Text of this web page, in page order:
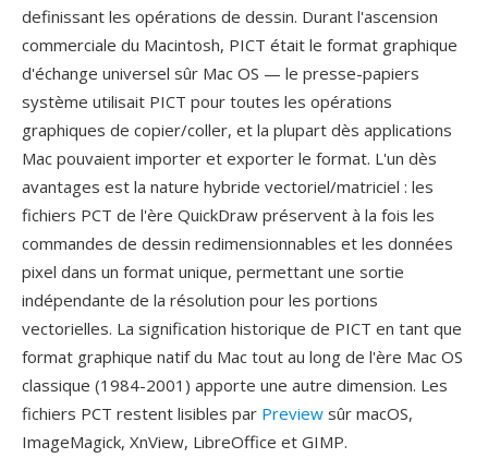
definissant les opérations de dessin. Durant l'ascension
commerciale du Macintosh, PICT était le format graphique
d'échange universel sûr Mac OS — le presse-papiers
système utilisait PICT pour toutes les opérations
graphiques de copier/coller, et la plupart dès applications
Mac pouvaient importer et exporter le format. L'un dès
avantages est la nature hybride vectoriel/matriciel : les
fichiers PCT de l'ère QuickDraw préservent à la fois les
commandes de dessin redimensionnables et les données
pixel dans un format unique, permettant une sortie
indépendante de la résolution pour les portions
vectorielles. La signification historique de PICT en tant que
format graphique natif du Mac tout au long de l'ère Mac OS
classique (1984-2001) apporte une autre dimension. Les
fichiers PCT restent lisibles par Preview sûr macOS,
ImageMagick, XnView, LibreOffice et GIMP.